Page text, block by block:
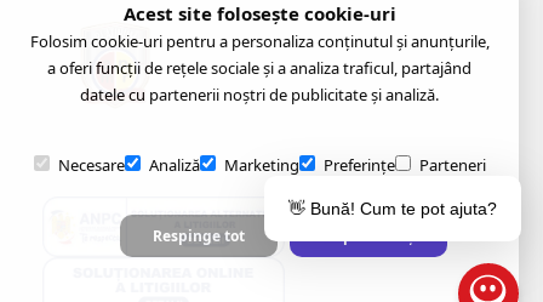
👋 Bună! Cum te pot ajuta?
Acest site folosește cookie-uri
Folosim cookie-uri pentru a personaliza conținutul și anunțurile,
a oferi funcții de rețele sociale și a analiza traficul, partajând
datele cu partenerii noștri de publicitate și analiză.
Necesare Analiză Marketing Preferințe Parteneri
Respinge tot